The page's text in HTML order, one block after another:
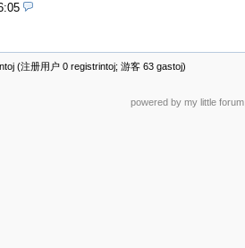
(注册用户 0 registrintoj; 游客 63 gastoj)
powered by my little forum